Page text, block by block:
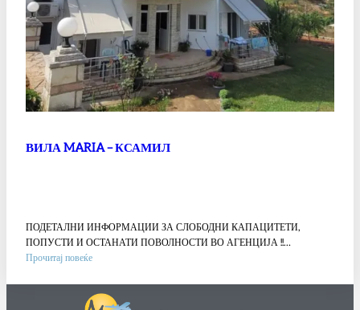
ВИЛА MARIA – КСАМИЛ
ПОДЕТАЛНИ ИНФОРМАЦИИ ЗА СЛОБОДНИ КАПАЦИТЕТИ,
ПОПУСТИ И ОСТАНАТИ ПОВОЛНОСТИ ВО АГЕНЦИЈА !!…
Прочитај повеќе:
MARIA
–